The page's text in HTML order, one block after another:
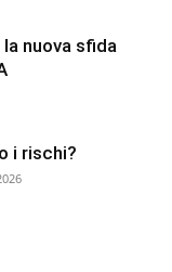
nuova sfida
i rischi?